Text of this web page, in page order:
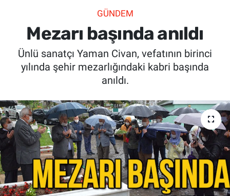
GÜNDEM
Mezarı başında anıldı
Ünlü sanatçı Yaman Civan, vefatının birinci
yılında şehir mezarlığındaki kabri başında
anıldı.
SAĞLIK